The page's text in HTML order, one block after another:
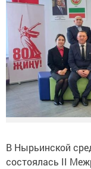
В Нырьинской
состоялась II